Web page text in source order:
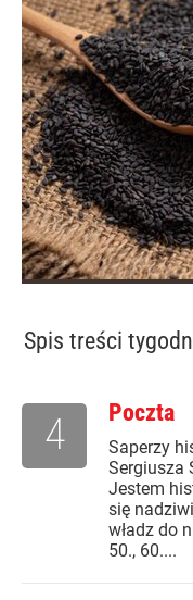
Spis treści
Poczta
Saperzy
Sergiusza
Jestem
się
władz do
50., 60....
4